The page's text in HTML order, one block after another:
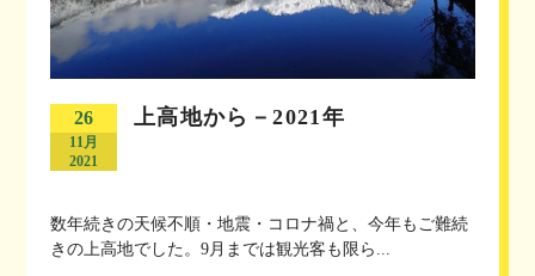
26
11月
2021
上高地から－2021年
数年続きの天候不順・地震・コロナ禍と、今年もご難続
きの上高地でした。9月までは観光客も限ら...